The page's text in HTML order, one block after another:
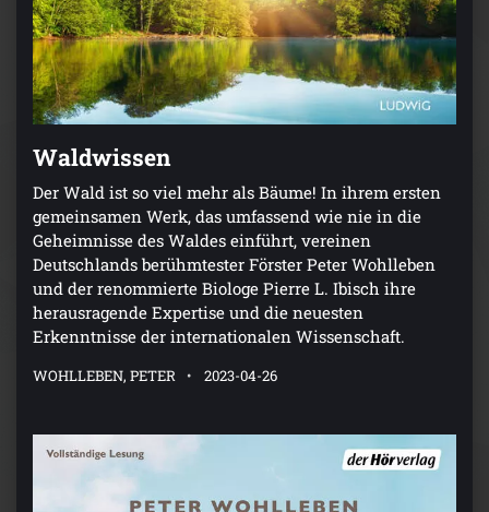
Waldwissen
Der Wald ist so viel mehr als Bäume! In ihrem ersten
gemeinsamen Werk, das umfassend wie nie in die
Geheimnisse des Waldes einführt, vereinen
Deutschlands berühmtester Förster Peter Wohlleben
und der renommierte Biologe Pierre L. Ibisch ihre
herausragende Expertise und die neuesten
Erkenntnisse der internationalen Wissenschaft.
WOHLLEBEN, PETER 2023-04-26